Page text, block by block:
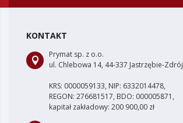
KONTAKT
Prymat sp. z o.o.
ul. Chlebowa 14, 44-337 Jastrzębie-Zdrój
KRS: 0000059133, NIP: 6332014478,
REGON: 276681517, BDO: 000005871,
kapitał zakładowy: 200 900,00 zł